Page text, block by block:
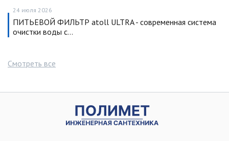
24 июля 2026
ПИТЬЕВОЙ ФИЛЬТР atoll ULTRA - современная система
очистки воды с…
Смотреть все